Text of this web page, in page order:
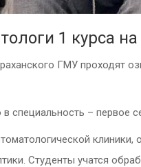
1 курса
ГМУ проходят
специальность – первое
Студенты учатся